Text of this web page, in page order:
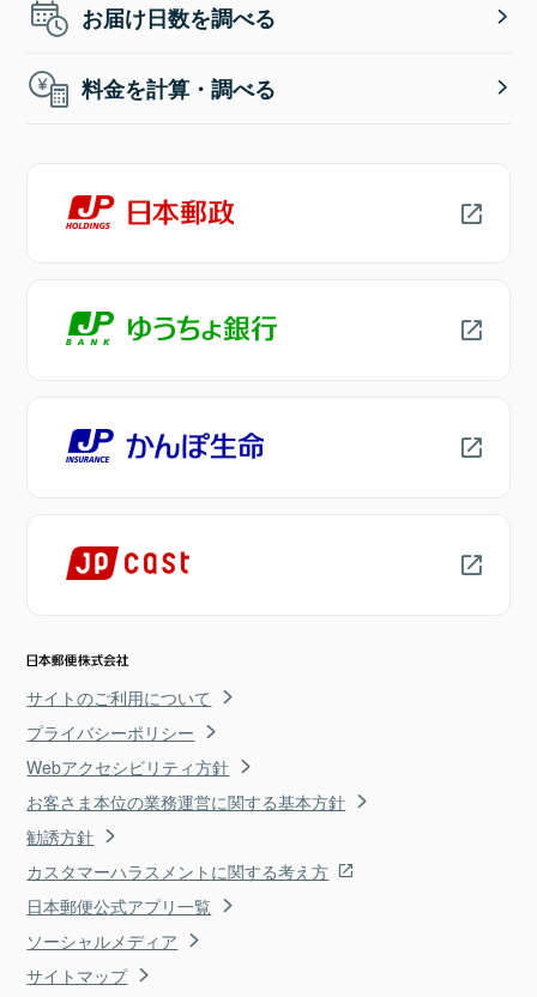
お届け日数を調べる
料金を計算・調べる
サイトのご利用について
プライバシーポリシー
Webアクセシビリティ方針
お客さま本位の業務運営に関する基本方針
勧誘方針
カスタマーハラスメントに関する考え方
日本郵便公式アプリ一覧
ソーシャルメディア
サイトマップ